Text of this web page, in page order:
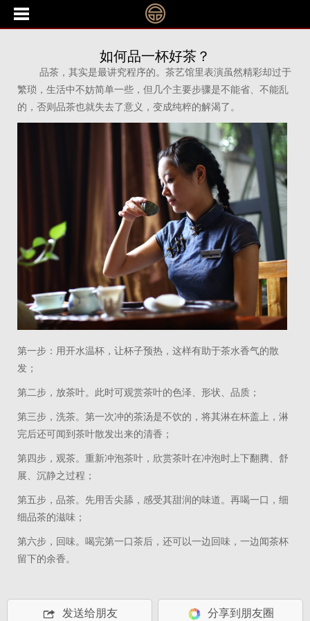
如何品一杯好茶？
品茶，其实是最讲究程序的。茶艺馆里表演虽然精彩却过于
繁琐，生活中不妨简单一些，但几个主要步骤是不能省、不能乱
的，否则品茶也就失去了意义，变成纯粹的解渴了。
第一步：用开水温杯，让杯子预热，这样有助于茶水香气的散
发；
第二步，放茶叶。此时可观赏茶叶的色泽、形状、品质；
第三步，洗茶。第一次冲的茶汤是不饮的，将其淋在杯盖上，淋
完后还可闻到茶叶散发出来的清香；
第四步，观茶。重新冲泡茶叶，欣赏茶叶在冲泡时上下翻腾、舒
展、沉静之过程；
第五步，品茶。先用舌尖舔，感受其甜润的味道。再喝一口，细
细品茶的滋味；
第六步，回味。喝完第一口茶后，还可以一边回味，一边闻茶杯
留下的余香。
发送给朋友 分享到朋友圈